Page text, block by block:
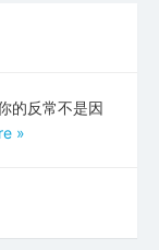
的反常不是因
»